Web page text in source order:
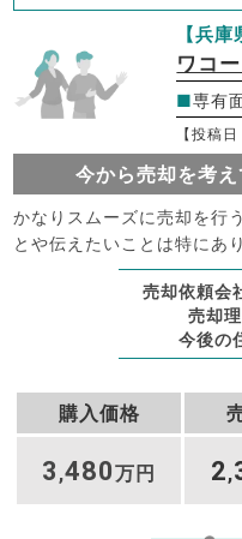
【兵
ワコ
■専有
【投稿
今から売却を考
かなりスムーズに売却を行
とや伝えたいことは特にあ
売却依頼会
売却
今後の
購入価格
3 ,480万円 2,